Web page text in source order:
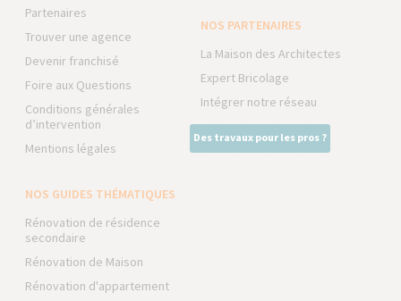
Partenaires
Trouver une agence
Devenir franchisé
Foire aux Questions
Conditions générales
d’intervention
Mentions légales
NOS PARTENAIRES
La Maison des Architectes
Expert Bricolage
Intégrer notre réseau
Des travaux pour les pros ?
NOS GUIDES THÉMATIQUES
Rénovation de résidence
secondaire
Rénovation de Maison
Rénovation d'appartement